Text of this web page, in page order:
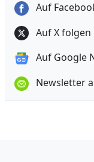
Auf
Auf X folgen
Auf Google
Newsletter